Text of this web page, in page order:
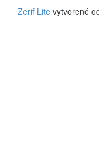
Zerif Lite vytvorené